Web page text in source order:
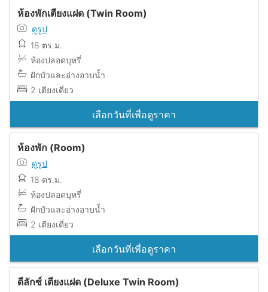
ห้องพักเตียงแฝด (Twin Room)
ดูรูป
18 ตร.ม.
ห้องปลอดบุหรี่
ฝักบัวและอ่างอาบน้ำ
2 เตียงเดี่ยว
เลือกวันที่เพื่อดูราคา
ห้องพัก (Room)
ดูรูป
18 ตร.ม.
ห้องปลอดบุหรี่
ฝักบัวและอ่างอาบน้ำ
2 เตียงเดี่ยว
เลือกวันที่เพื่อดูราคา
ดีลักซ์ เตียงแฝด (Deluxe Twin Room)